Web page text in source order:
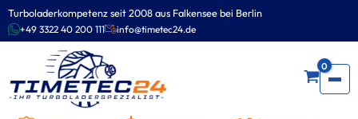
Turboladerkompetenz seit 2008 aus Falkensee bei Berlin
+49 3322 40 200 111 info@timetec24.de
0
Zum
Inhalt
springen